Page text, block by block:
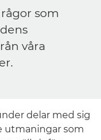
som
våra
delar med sig
utmaningar som